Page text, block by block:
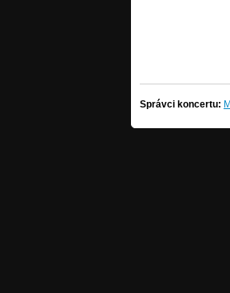
Správci koncertu: